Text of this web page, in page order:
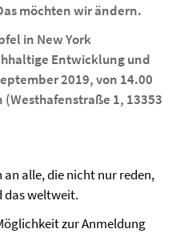
möchten wir ändern.
in New York
Entwicklung und
2019, von 14.00
(Westhafenstraße 1, 13353
alle, die nicht nur reden,
das weltweit.
zur Anmeldung